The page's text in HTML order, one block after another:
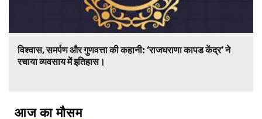
विश्वास, समर्पण और गुणवत्ता की कहानी: ‘राजघराणा कापड केंद्र’ ने
रचाया व्यवसाय में इतिहास।
आज का मौसम